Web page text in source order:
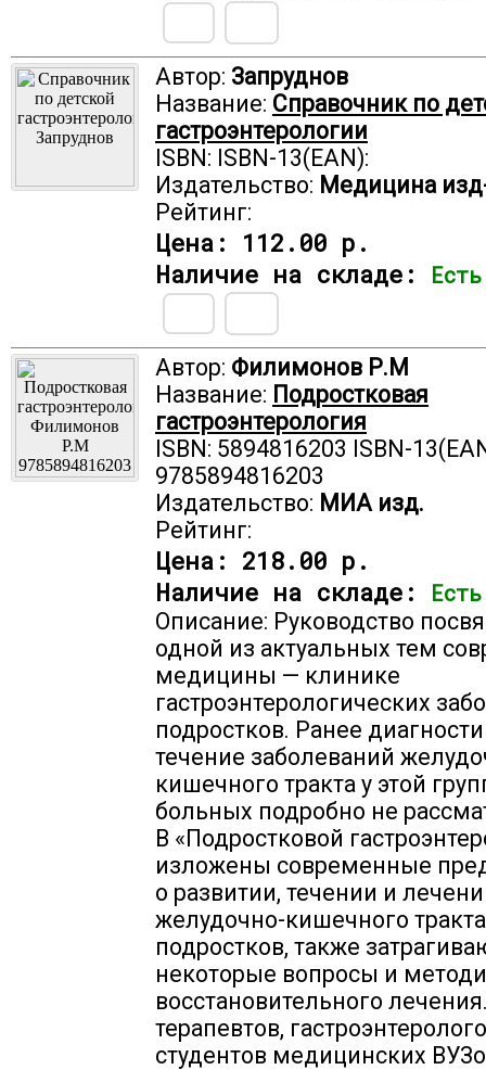
Автор: Запруднов
Название: Справочник по
гастроэнтерологии
ISBN: ISBN-13(EAN):
Издательство: Медицина
Рейтинг:
Цена: 112.00 р.
Наличие на складе:
Есть
Автор: Филимонов Р.М
Название: Подростковая
гастроэнтерология
ISBN: 5894816203 ISBN-
9785894816203
Издательство: МИА изд.
Рейтинг:
Цена: 218.00 р.
Наличие на складе:
Есть
Описание: Руководство
одной из актуальных тем
медицины — клинике
гастроэнтерологических
подростков. Ранее
течение заболеваний
кишечного тракта у этой
больных подробно не
В «Подростковой
изложены современные
о развитии, течении и
желудочно-кишечного
подростков, также
некоторые вопросы и
восстановительного
терапевтов,
студентов медицинских